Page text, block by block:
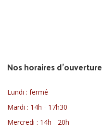
Nos horaires d'ouverture
Lundi : fermé
Mardi : 14h - 17h30
Mercredi : 14h - 20h